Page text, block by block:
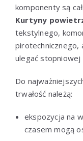
komponenty są
Kurtyny
tekstylnego,
pirotechnicznego,
ulegać stopniowej
Do
trwałość należą:
ekspozycja na
czasem mogą